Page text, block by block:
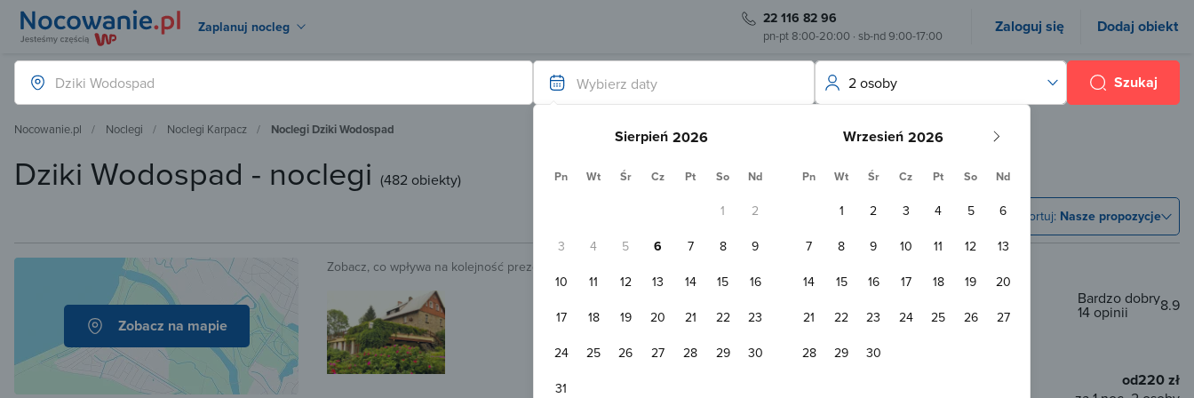
Zaplanuj nocleg 22 116 82 96
pn-pt 8:00-20:00 · sb-nd 9:00-17:00 Zaloguj się Dodaj obiekt
Wybierz daty
Sierpień Wrzesień
Pn Wt Śr Cz Pt So Nd Pn Wt Śr Cz Pt So Nd
1
2
3
4 5 6 7 8
9
10
11 12 13 14 15
16
17
18 19 20 21 22
23
24
25 26 27 28 29
30
31
1 2 3 4 5
6
7
8 9 10 11 12
13
14
15 16 17 18 19
20
21
22 23 24 25 26
27
28
29 30
2 osoby Szukaj
Nocowanie.pl Noclegi Noclegi Karpacz Noclegi Dziki Wodospad
Dziki Wodospad - noclegi (482 obiekty)
Sortuj: Nasze propozycje
Zobacz, co wpływa na kolejność prezentowanych obiektów.
Pensjonat Dom Tatry
8.9
Bardzo dobry
14 opinii
Darmowy parking
WiFi
od220 zł
Zobacz na mapie